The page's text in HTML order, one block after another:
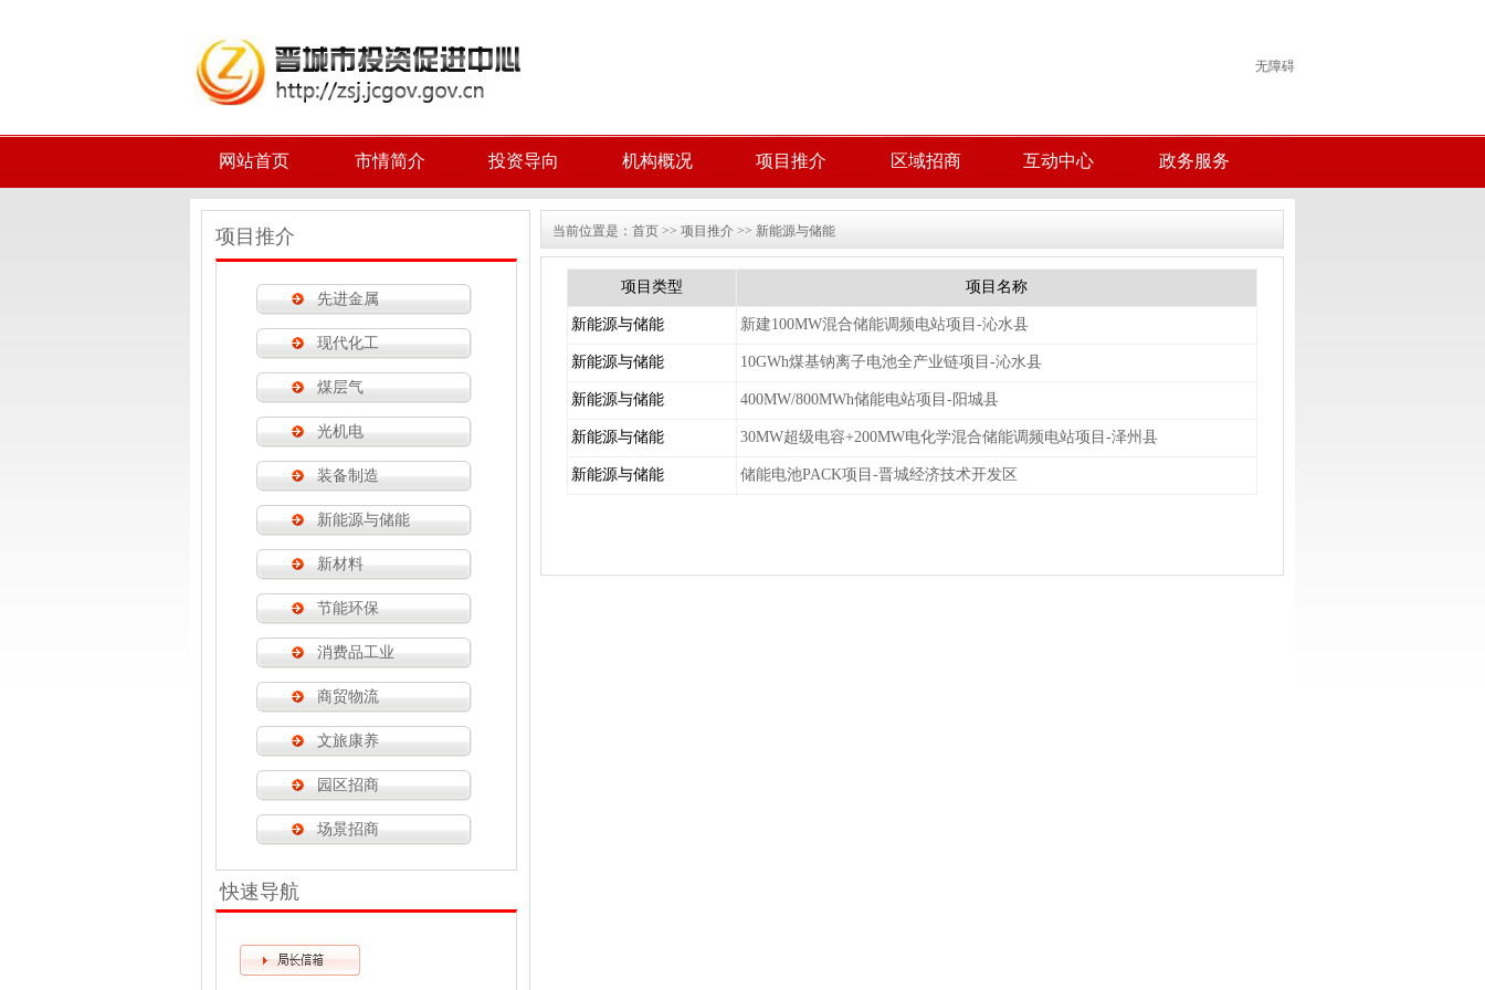
无障碍
网站首页 市情简介 投资导向 机构概况 项目推介 区域招商 互动中心 政务服务
项目推介
先进金属
现代化工
煤层气
光机电
装备制造
新能源与储能
新材料
节能环保
消费品工业
商贸物流
文旅康养
园区招商
场景招商
快速导航
当前位置是： 首页 >> 项目推介 >> 新能源与储能
项目类型 项目名称
新能源与储能 新建100MW混合储能调频电站项目-沁水县
新能源与储能 10GWh煤基钠离子电池全产业链项目-沁水县
新能源与储能 400MW/800MWh储能电站项目-阳城县
新能源与储能 30MW超级电容+200MW电化学混合储能调频电站项目-泽州县
新能源与储能 储能电池PACK项目-晋城经济技术开发区